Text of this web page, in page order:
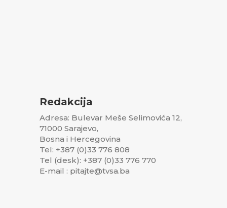
Redakcija
Adresa: Bulevar Meše Selimovića 12,
71000 Sarajevo,
Bosna i Hercegovina
Tel: +387 (0)33 776 808
Tel (desk): +387 (0)33 776 770
E-mail : pitajte@tvsa.ba